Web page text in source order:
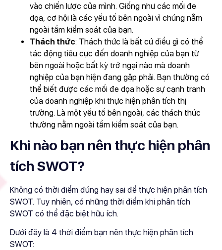
vào chiến lược của mình. Giống như các mối đe
dọa, cơ hội là các yếu tố bên ngoài vì chúng nằm
ngoài tầm kiểm soát của bạn.
Thách thức: Thách thức là bất cứ điều gì có thể
tác động tiêu cực đến doanh nghiệp của bạn từ
bên ngoài hoặc bất kỳ trở ngại nào mà doanh
nghiệp của bạn hiện đang gặp phải. Bạn thường có
thể biết được các mối đe dọa hoặc sự cạnh tranh
của doanh nghiệp khi thực hiện phân tích thị
trường. Là một yếu tố bên ngoài, các thách thức
thường nằm ngoài tầm kiểm soát của bạn.
Khi nào bạn nên thực hiện phân
tích SWOT?
Không có thời điểm đúng hay sai để thực hiện phân tích
SWOT. Tuy nhiên, có những thời điểm khi phân tích
SWOT có thể đặc biệt hữu ích.
Dưới đây là 4 thời điểm bạn nên thực hiện phân tích
SWOT: